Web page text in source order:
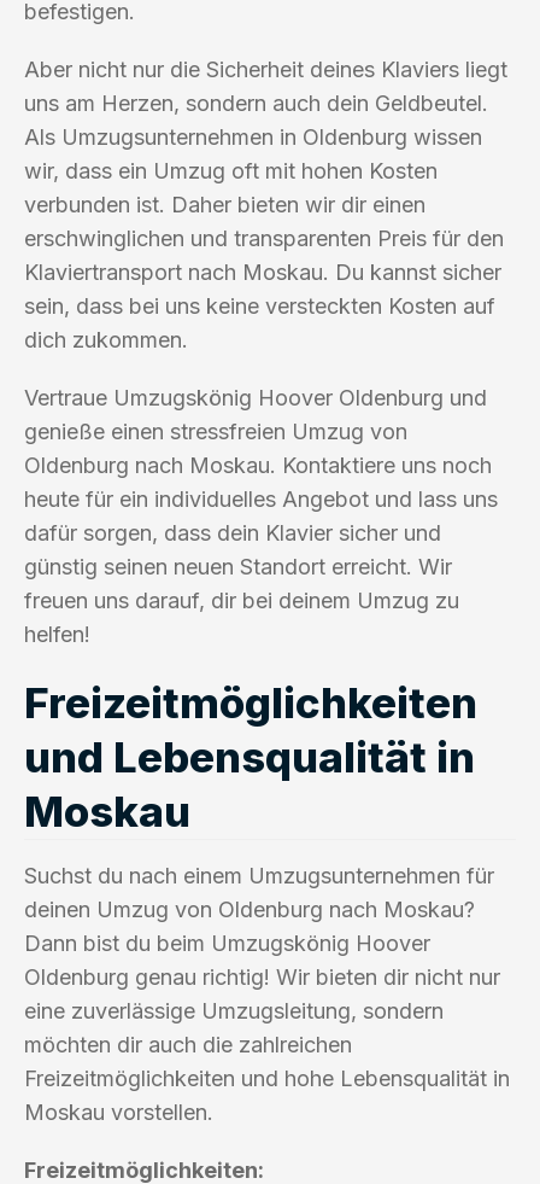
befestigen.
Aber nicht nur die Sicherheit deines Klaviers liegt
uns am Herzen, sondern auch dein Geldbeutel.
Als Umzugsunternehmen in Oldenburg wissen
wir, dass ein Umzug oft mit hohen Kosten
verbunden ist. Daher bieten wir dir einen
erschwinglichen und transparenten Preis für den
Klaviertransport nach Moskau. Du kannst sicher
sein, dass bei uns keine versteckten Kosten auf
dich zukommen.
Vertraue Umzugskönig Hoover Oldenburg und
genieße einen stressfreien Umzug von
Oldenburg nach Moskau. Kontaktiere uns noch
heute für ein individuelles Angebot und lass uns
dafür sorgen, dass dein Klavier sicher und
günstig seinen neuen Standort erreicht. Wir
freuen uns darauf, dir bei deinem Umzug zu
helfen!
Freizeitmöglichkeiten
und Lebensqualität in
Moskau
Suchst du nach einem Umzugsunternehmen für
deinen Umzug von Oldenburg nach Moskau?
Dann bist du beim Umzugskönig Hoover
Oldenburg genau richtig! Wir bieten dir nicht nur
eine zuverlässige Umzugsleitung, sondern
möchten dir auch die zahlreichen
Freizeitmöglichkeiten und hohe Lebensqualität in
Moskau vorstellen.
Freizeitmöglichkeiten: